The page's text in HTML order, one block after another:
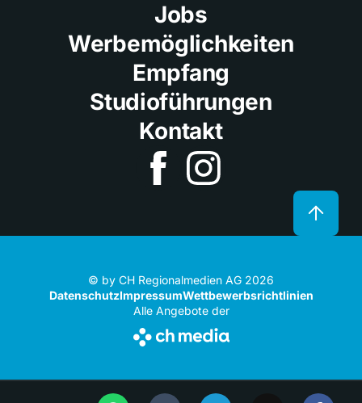
Jobs
Werbemöglichkeiten
Empfang
Studioführungen
Kontakt
© by CH Regionalmedien AG 2026
DatenschutzImpressumWettbewerbsrichtlinien
Alle Angebote der